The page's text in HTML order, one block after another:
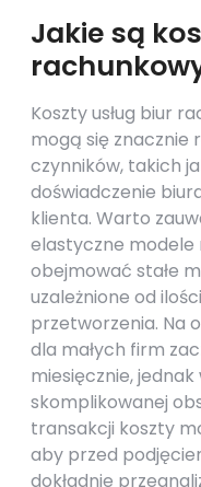
Jakie są
Koszty usług biur
mogą się znacznie
czynników, takich
doświadczenie
klienta. Warto
elastyczne modele
obejmować stałe
uzależnione od
przetworzenia. Na
dla małych firm
miesięcznie,
skomplikowanej
transakcji koszty
aby przed
dokładnie